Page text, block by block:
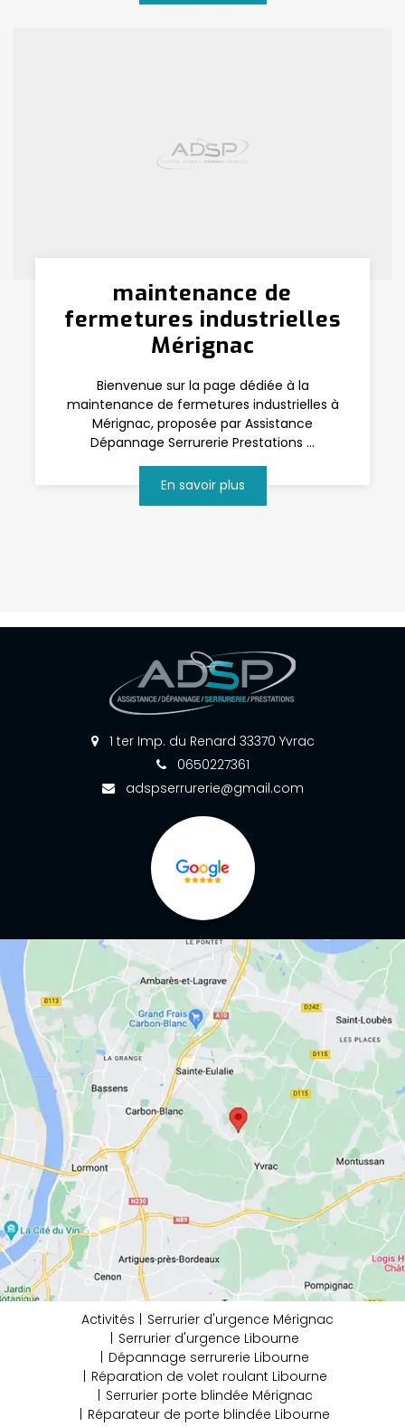
maintenance de
fermetures industrielles
Mérignac
Bienvenue sur la page dédiée à la
maintenance de fermetures industrielles à
Mérignac, proposée par Assistance
Dépannage Serrurerie Prestations ...
En savoir plus
1 ter Imp. du Renard 33370 Yvrac
0650227361
adspserrurerie@gmail.com
Activités
Serrurier d'urgence Mérignac
Serrurier d'urgence Libourne
Dépannage serrurerie Libourne
Réparation de volet roulant Libourne
Serrurier porte blindée Mérignac
Réparateur de porte blindée Libourne